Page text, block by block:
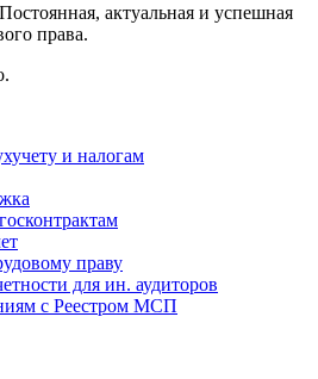
актуальная и успешная
права.
и налогам
праву
для ин. аудиторов
с Реестром МСП